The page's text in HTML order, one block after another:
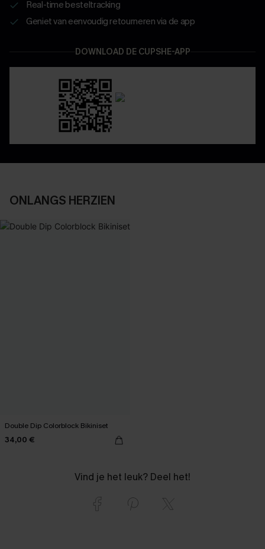
Real-time besteltracking
Geniet van eenvoudig retourneren via de app
DOWNLOAD DE CUPSHE-APP
ONLANGS HERZIEN
Double Dip Colorblock Bikiniset
34,00 €
Vind je het leuk? Deel het!